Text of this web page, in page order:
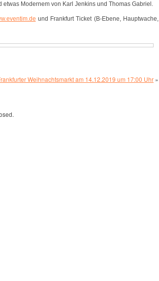
Modernem von Karl Jenkins und Thomas Gabriel.
und Frankfurt Ticket (B-Ebene, Hauptwache,
Weihnachtsmarkt am 14.12.2019 um 17:00 Uhr »